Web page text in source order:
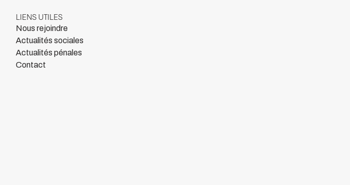
LIENS UTILES
Nous rejoindre
Actualités sociales
Actualités pénales
Contact